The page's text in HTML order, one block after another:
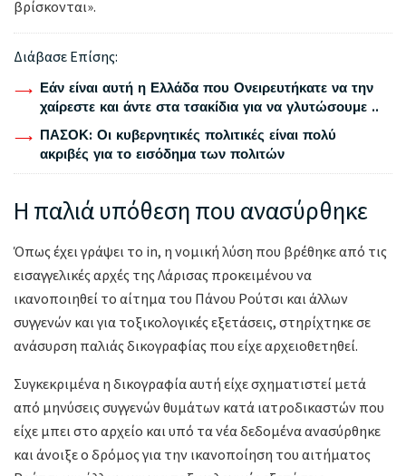
βρίσκονται».
Διάβασε Επίσης:
Εάν είναι αυτή η Ελλάδα που Ονειρευτήκατε να την
χαίρεστε και άντε στα τσακίδια για να γλυτώσουμε ..
ΠΑΣΟΚ: Οι κυβερνητικές πολιτικές είναι πολύ
ακριβές για το εισόδημα των πολιτών
Η παλιά υπόθεση που ανασύρθηκε
Όπως έχει γράψει το in, η νομική λύση που βρέθηκε από τις
εισαγγελικές αρχές της Λάρισας προκειμένου να
ικανοποιηθεί το αίτημα του Πάνου Ρούτσι και άλλων
συγγενών και για τοξικολογικές εξετάσεις, στηρίχτηκε σε
ανάσυρση παλιάς δικογραφίας που είχε αρχειοθετηθεί.
Συγκεκριμένα η δικογραφία αυτή είχε σχηματιστεί μετά
από μηνύσεις συγγενών θυμάτων κατά ιατροδικαστών που
είχε μπει στο αρχείο και υπό τα νέα δεδομένα ανασύρθηκε
και άνοιξε ο δρόμος για την ικανοποίηση του αιτήματος